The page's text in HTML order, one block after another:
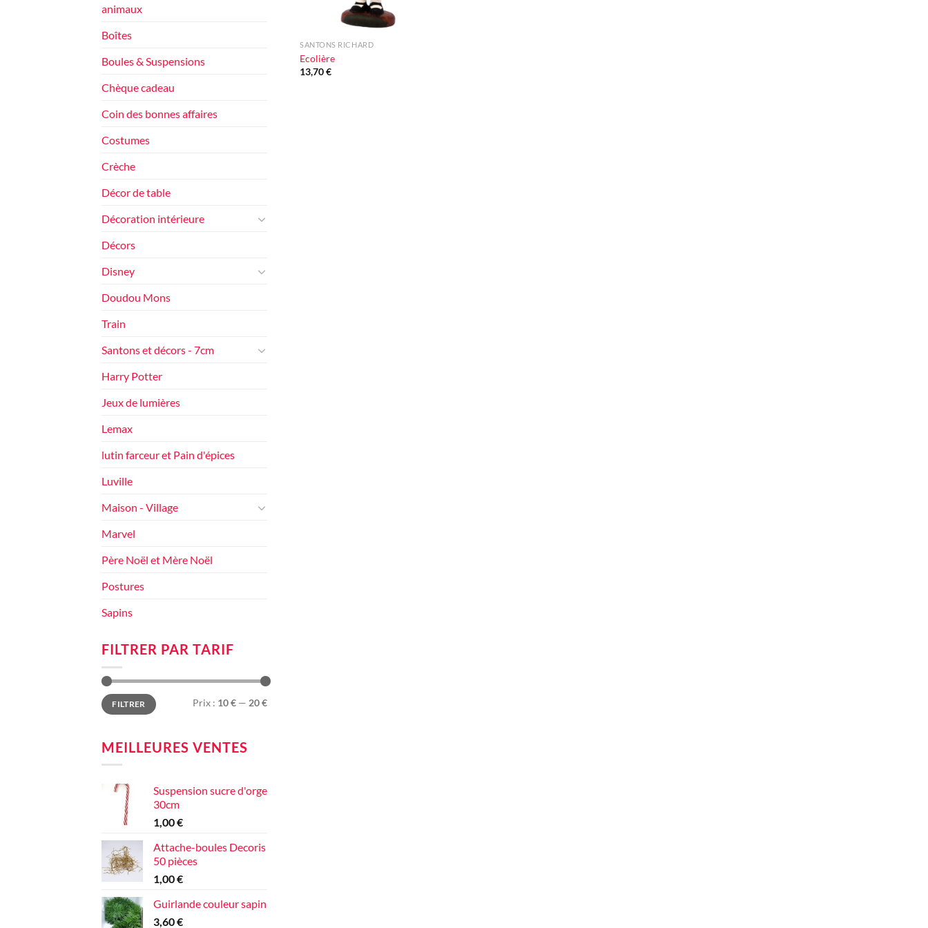
animaux
Boîtes
Boules & Suspensions
Chèque cadeau
Coin des bonnes affaires
Costumes
Crèche
Décor de table
Décoration intérieure
Décors
Disney
Doudou Mons
Train
Santons et décors - 7cm
Harry Potter
Jeux de lumières
Lemax
lutin farceur et Pain d'épices
Luville
Maison - Village
Marvel
Père Noël et Mère Noël
Postures
Sapins
FILTRER PAR TARIF
Prix
min
Prix
maxFILTRER Prix : 10 € — 20 €
MEILLEURES VENTES
Suspension sucre d'orge
30cm
1,00€
Attache-boules Decoris
50 pièces
1,00€
Guirlande couleur sapin
3,60€
SANTONS RICHARD
Ecolière
13,70€